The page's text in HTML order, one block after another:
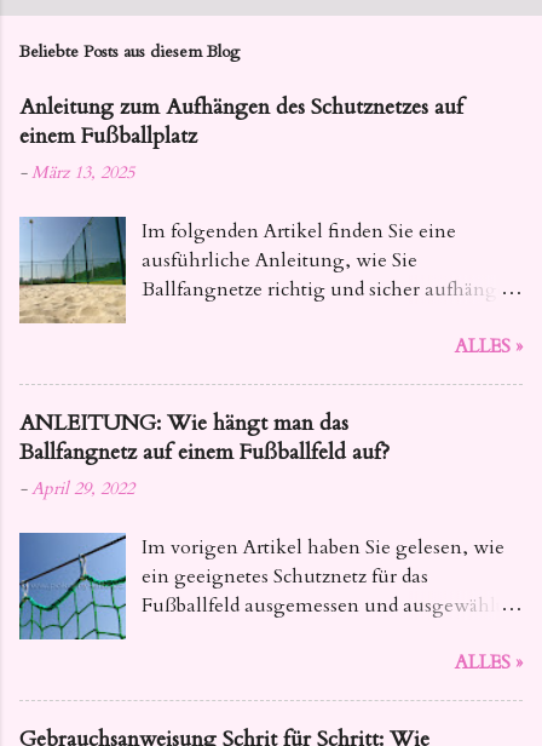
Beliebte Posts aus diesem Blog
Anleitung zum Aufhängen des Schutznetzes auf
einem Fußballplatz
-März 13, 2025
Im folgenden Artikel finden Sie eine
ausführliche Anleitung, wie Sie
Ballfangnetze richtig und sicher aufhängen
notwendigen Informationen, von der
zu den konkreten Installationsschritten,
damit Ihre Netze fest und zuverlässig sind.
ALLES »
ANLEITUNG: Wie hängt man das
Ballfangnetz auf einem Fußballfeld auf?
-April 29, 2022
Im vorigen Artikel haben Sie gelesen, wie
ein geeignetes Schutznetz für das
Fußballfeld ausgemessen und ausgewählt
das Ballfangnetz für Fussball so aufhängen ,
ALLES »
Gebrauchsanweisung Schrit für Schritt: Wie